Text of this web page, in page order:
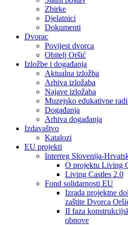
Zbirke
Djelatnici
Dokumenti
Dvorac
Povijest dvorca
Obitelj Oršić
Izložbe i događanja
Aktualna izložba
Arhiva izložaba
Najave izložaba
Muzejsko edukativne
Događanja
Arhiva događanja
Izdavaštvo
Katalozi
EU projekti
Interreg Slovenija-
O projektu Living
Living Castles 2.0
Fond solidarnosti EU
Izrada projektne
zaštite Dvorca
II faza
obnove